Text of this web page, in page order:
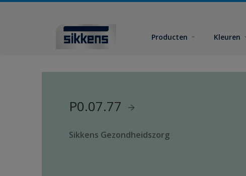
Producten Kleuren
P0.07.77
Sikkens Gezondheidszorg